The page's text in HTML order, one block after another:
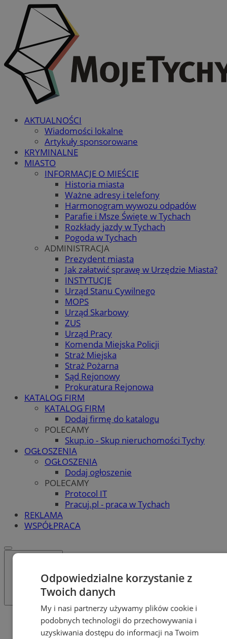
AKTUALNOŚCI
Wiadomości lokalne
Artykuły sponsorowane
KRYMINALNE
MIASTO
INFORMACJE O MIEŚCIE
Historia miasta
Ważne adresy i telefony
Harmonogram wywozu odpadów
Parafie i Msze Święte w Tychach
Rozkłady jazdy w Tychach
Pogoda w Tychach
ADMINISTRACJA
Prezydent miasta
Jak załatwić sprawę w Urzędzie Miasta?
INSTYTUCJE
Urząd Stanu Cywilnego
MOPS
Urząd Skarbowy
ZUS
Urząd Pracy
Komenda Miejska Policji
Straż Miejska
Straż Pożarna
Sąd Rejonowy
Prokuratura Rejonowa
KATALOG FIRM
KATALOG FIRM
Dodaj firmę do katalogu
POLECAMY
Skup.io - Skup nieruchomości Tychy
OGŁOSZENIA
OGŁOSZENIA
Dodaj ogłoszenie
POLECAMY
Protocol IT
Pracuj.pl - praca w Tychach
REKLAMA
WSPÓŁPRACA
Katalog firm
Uroda
Odpowiedzialne korzystanie z
Twoich danych
My i nasi partnerzy używamy plików cookie i
podobnych technologii do przechowywania i
uzyskiwania dostępu do informacji na Twoim